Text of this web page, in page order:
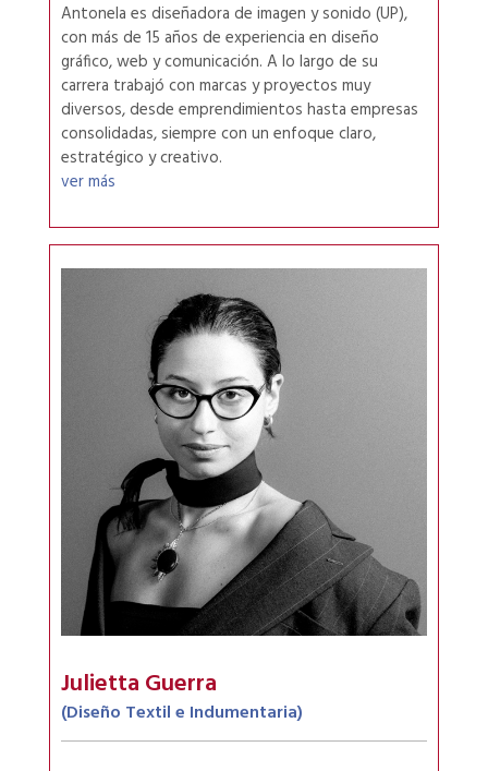
Antonela es diseñadora de imagen y sonido (UP),
con más de 15 años de experiencia en diseño
gráfico, web y comunicación. A lo largo de su
carrera trabajó con marcas y proyectos muy
diversos, desde emprendimientos hasta empresas
consolidadas, siempre con un enfoque claro,
estratégico y creativo.
ver más
Julietta Guerra
(Diseño Textil e Indumentaria)